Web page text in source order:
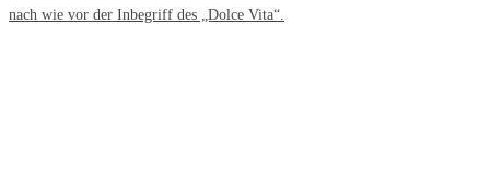
nach wie vor der Inbegriff des „Dolce Vita“.